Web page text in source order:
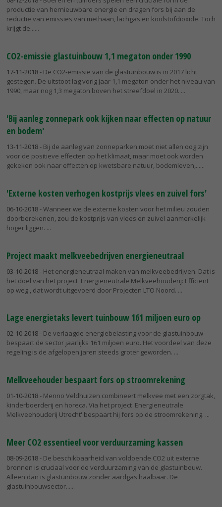
productie van hernieuwbare energie en dragen fors bij aan de
reductie van emissies van methaan, lachgas en koolstofdioxide. Toch
krijgt de...
CO2-emissie glastuinbouw 1,1 megaton onder 1990
17-11-2018- De CO2-emissie van de glastuinbouw is in 2017 licht
gestegen. De uitstoot lag vorig jaar 1,1 megaton onder het niveau van
1990, maar nog 1,3 megaton boven het streefdoel in 2020.
'Bij aanleg zonnepark ook kijken naar effecten op natuur
en bodem'
13-11-2018- Bij de aanleg van zonneparken moet niet allen oog zijn
voor de positieve effecten op het klimaat, maar moet ook worden
gekeken ook naar effecten op kwetsbare natuur, bodemleven,...
'Externe kosten verhogen kostprijs vlees en zuivel fors'
06-10-2018- Wanneer we de externe kosten voor het milieu zouden
doorberekenen, zou de kostprijs van vlees en zuivel aanmerkelijk
hoger liggen.
Project maakt melkveebedrijven energieneutraal
03-10-2018- Het energieneutraal maken van melkveebedrijven. Dat is
het doel van het project 'Energieneutrale Melkveehouderij: Efficiënt
op weg', dat wordt uitgevoerd door Projecten LTO Noord.
Lage energietaks levert tuinbouw 161 miljoen euro op
02-10-2018- De verlaagde energiebelasting voor de glastuinbouw
bespaart de sector jaarlijks 161 miljoen euro. Het voordeel van deze
regeling is de afgelopen jaren steeds groter geworden.
Melkveehouder bespaart fors op stroomrekening
01-10-2018- Menno Veldhuizen combineert melkvee met een zorgtak,
kinderboerderij en horeca. Via het project 'Energieneutrale
Melkveehouderij Utrecht' bespaart hij fors op de stroomrekening.
Meer CO2 essentieel voor verduurzaming kassen
08-09-2018- De beschikbaarheid van voldoende CO2 uit externe
bronnen is cruciaal voor de verduurzaming van de glastuinbouw.
Alleen dan is glastuinbouw zonder aardgas haalbaar. De
glastuinbouwsector...